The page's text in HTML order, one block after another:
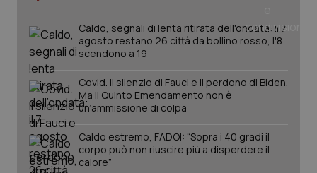
Sangue & coagulazione
Tiroide
Tumore al seno
Tumore ovarico
Caldo, segnali di lenta ritirata dell'ondata: il 7
agosto restano 26 città da bollino rosso, l'8
scendono a 19
Covid. Il silenzio di Fauci e il perdono di Biden.
Ma il Quinto Emendamento non è
un’ammissione di colpa
Caldo estremo, FADOI: “Sopra i 40 gradi il
corpo può non riuscire più a disperdere il
calore”
CookieScriptConsent
CookieScript
www.quotidianosanita.it